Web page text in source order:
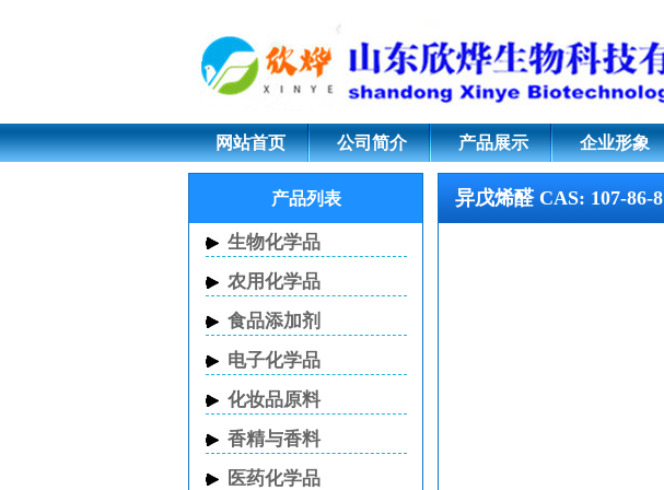
异戊烯醛 CAS 107-86-8
网站首页 公司简介 产品展示 企业形象
异戊烯醛 CAS: 107-86-8
产品列表
生物化学品
农用化学品
食品添加剂
电子化学品
化妆品原料
香精与香料
医药化学品